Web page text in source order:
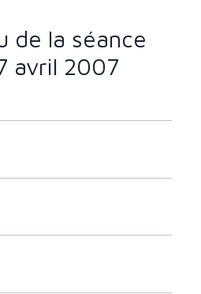
de la séance
avril 2007